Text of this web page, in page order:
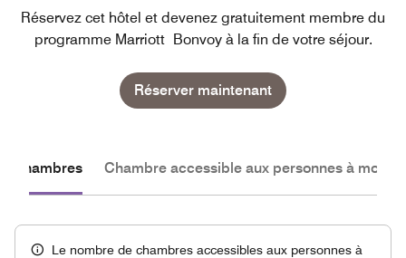
Réservez cet hôtel et devenez gratuitement membre du
programme Marriott Bonvoy à la fin de votre séjour.
Réserver maintenant
chambres Chambre accessible aux personnes à
Le nombre de chambres accessibles aux personnes à